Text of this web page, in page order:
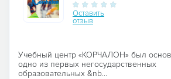
Оставить
отзыв
Учебный центр «КОРЧАЛОН» был
одно из первых негосударственных
образовательных &nb...